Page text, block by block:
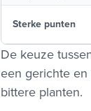
Sterke punten
De keuze
een gerichte
bittere planten.